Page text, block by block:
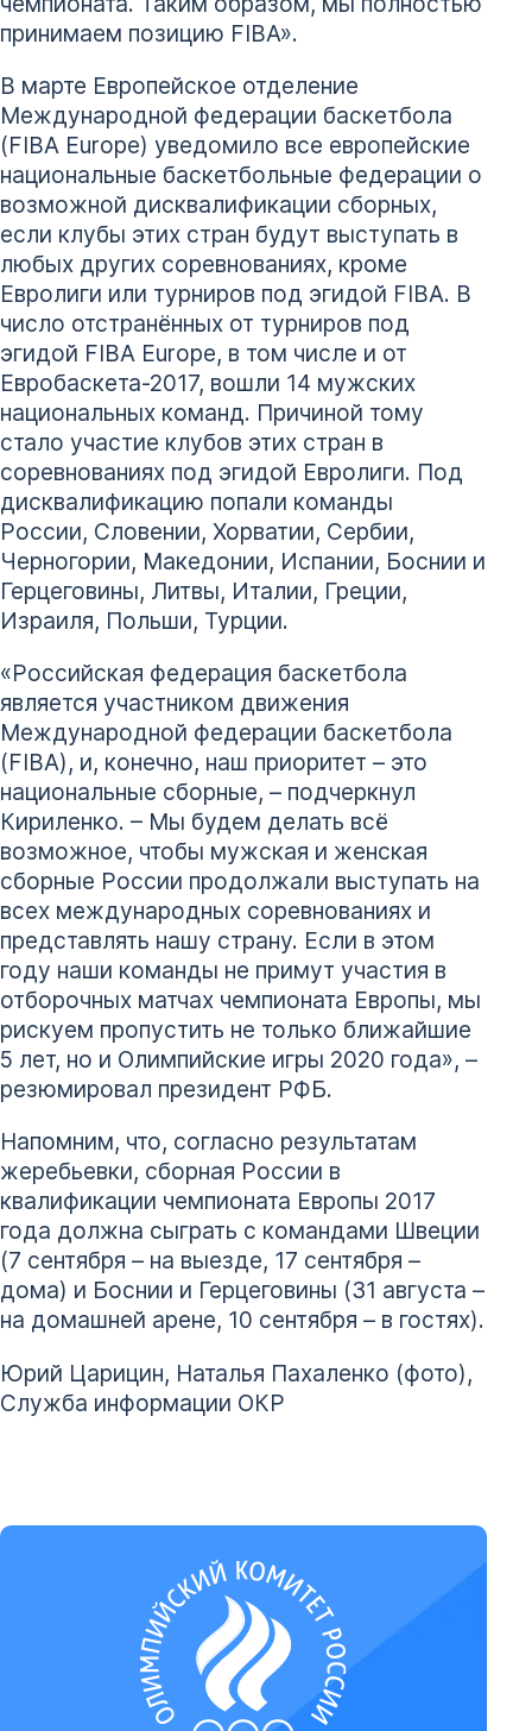
принимаем позицию FIBA».
В марте Европейское отделение
Международной федерации баскетбола
(FIBA Europe) уведомило все европейские
национальные баскетбольные федерации о
возможной дисквалификации сборных,
если клубы этих стран будут выступать в
любых других соревнованиях, кроме
Евролиги или турниров под эгидой FIBA. В
число отстранённых от турниров под
эгидой FIBA Europe, в том числе и от
Евробаскета-2017, вошли 14 мужских
национальных команд. Причиной тому
стало участие клубов этих стран в
соревнованиях под эгидой Евролиги. Под
дисквалификацию попали команды
России, Словении, Хорватии, Сербии,
Черногории, Македонии, Испании, Боснии и
Герцеговины, Литвы, Италии, Греции,
Израиля, Польши, Турции.
«Российская федерация баскетбола
является участником движения
Международной федерации баскетбола
(FIBA), и, конечно, наш приоритет – это
национальные сборные, – подчеркнул
Кириленко. – Мы будем делать всё
возможное, чтобы мужская и женская
сборные России продолжали выступать на
всех международных соревнованиях и
представлять нашу страну. Если в этом
году наши команды не примут участия в
отборочных матчах чемпионата Европы, мы
рискуем пропустить не только ближайшие
5 лет, но и Олимпийские игры 2020 года», –
резюмировал президент РФБ.
Напомним, что, согласно результатам
жеребьевки, сборная России в
квалификации чемпионата Европы 2017
года должна сыграть с командами Швеции
(7 сентября – на выезде, 17 сентября –
дома) и Боснии и Герцеговины (31 августа –
на домашней арене, 10 сентября – в гостях).
Юрий Царицин, Наталья Пахаленко (фото),
Служба информации ОКР